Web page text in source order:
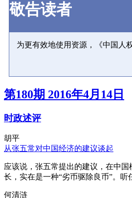
敬告读者
为更有效地使用资源，《中国人
第180期 2016年4月14日
时政述评
胡平
从张五常对中国经济的建议谈起
应该说，张五常提出的建议，在中
长，实在是一种“劣币驱除良币”。听
何清涟